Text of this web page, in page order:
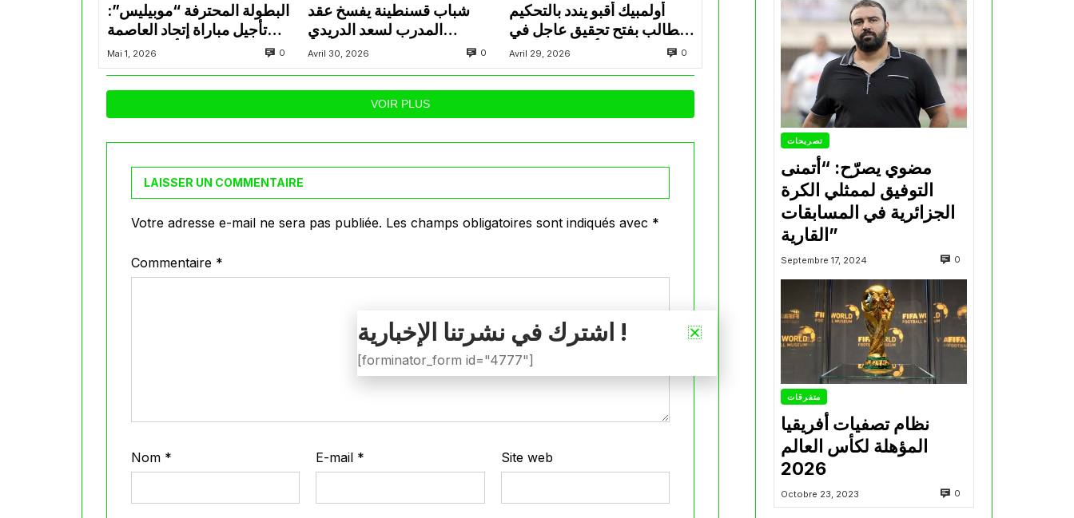
البطولة المحترفة “موبيليس”:
تأجيل مباراة إتحاد العاصمة
وأتلتيك بارادو
Mai 1, 2026 0
شباب قسنطينة يفسخ عقد
المدرب لسعد الدريدي
بالتراضي
Avril 30, 2026 0
أولمبيك أقبو يندد بالتحكيم
ويطالب بفتح تحقيق عاجل في
تجاوزات أثّرت على نتائج
الفريق
Avril 29, 2026 0
VOIR PLUS
LAISSER UN COMMENTAIRE
Votre adresse e-mail ne sera pas publiée. Les champs obligatoires sont indiqués avec *
Commentaire *
Nom * E-mail * Site web
تصريحات
مضوي يصرّح: “أتمنى
التوفيق لممثلي الكرة
الجزائرية في المسابقات
القارية”
Septembre 17, 2024 0
متفرقات
نظام تصفيات أفريقيا
المؤهلة لكأس العالم
2026
Octobre 23, 2023 0
اشترك في نشرتنا الإخبارية !
[forminator_form id="4777"]